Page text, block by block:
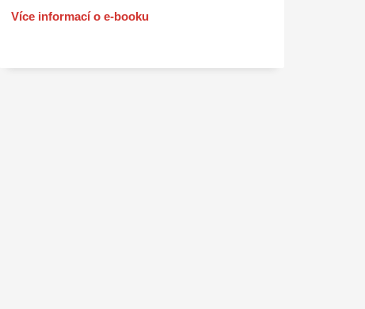
Více informací o e-booku